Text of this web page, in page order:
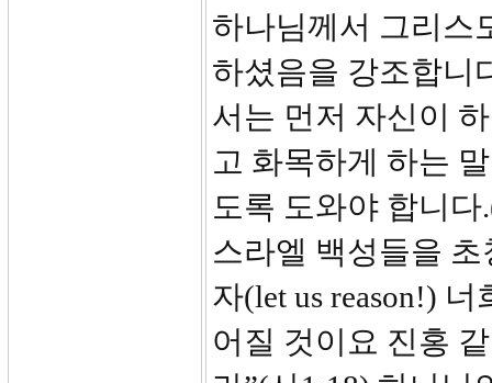
하나님께서 그리스
하셨음을 강조합니
서는 먼저 자신이
고 화목하게 하는
도록 도와야 합니
스라엘 백성들을
자(let us reason!)
어질 것이요 진홍